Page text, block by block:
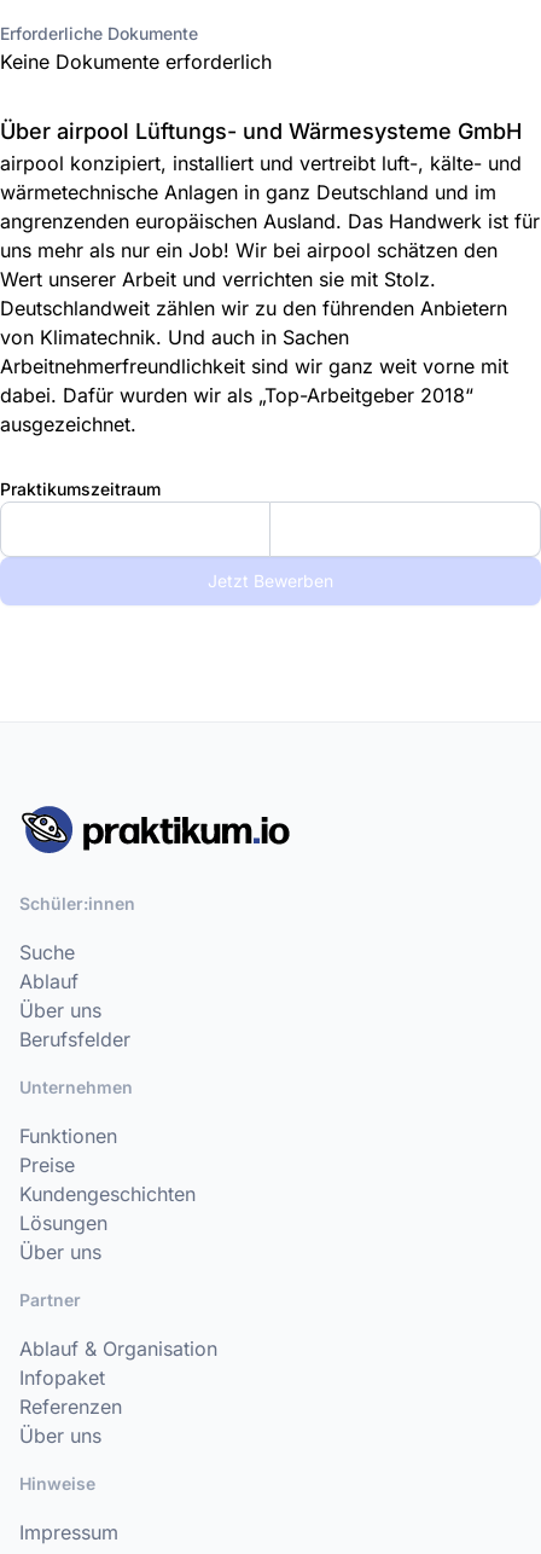
Erforderliche Dokumente
Keine Dokumente erforderlich
Über airpool Lüftungs- und Wärmesysteme GmbH
airpool konzipiert, installiert und vertreibt luft-, kälte- und
wärmetechnische Anlagen in ganz Deutschland und im
angrenzenden europäischen Ausland. Das Handwerk ist für
uns mehr als nur ein Job! Wir bei airpool schätzen den
Wert unserer Arbeit und verrichten sie mit Stolz.
Deutschlandweit zählen wir zu den führenden Anbietern
von Klimatechnik. Und auch in Sachen
Arbeitnehmerfreundlichkeit sind wir ganz weit vorne mit
dabei. Dafür wurden wir als „Top-Arbeitgeber 2018“
ausgezeichnet.
Praktikumszeitraum
Jetzt Bewerben
Schüler:innen
Suche
Ablauf
Über uns
Berufsfelder
Unternehmen
Funktionen
Preise
Kundengeschichten
Lösungen
Über uns
Partner
Ablauf & Organisation
Infopaket
Referenzen
Über uns
Hinweise
Impressum